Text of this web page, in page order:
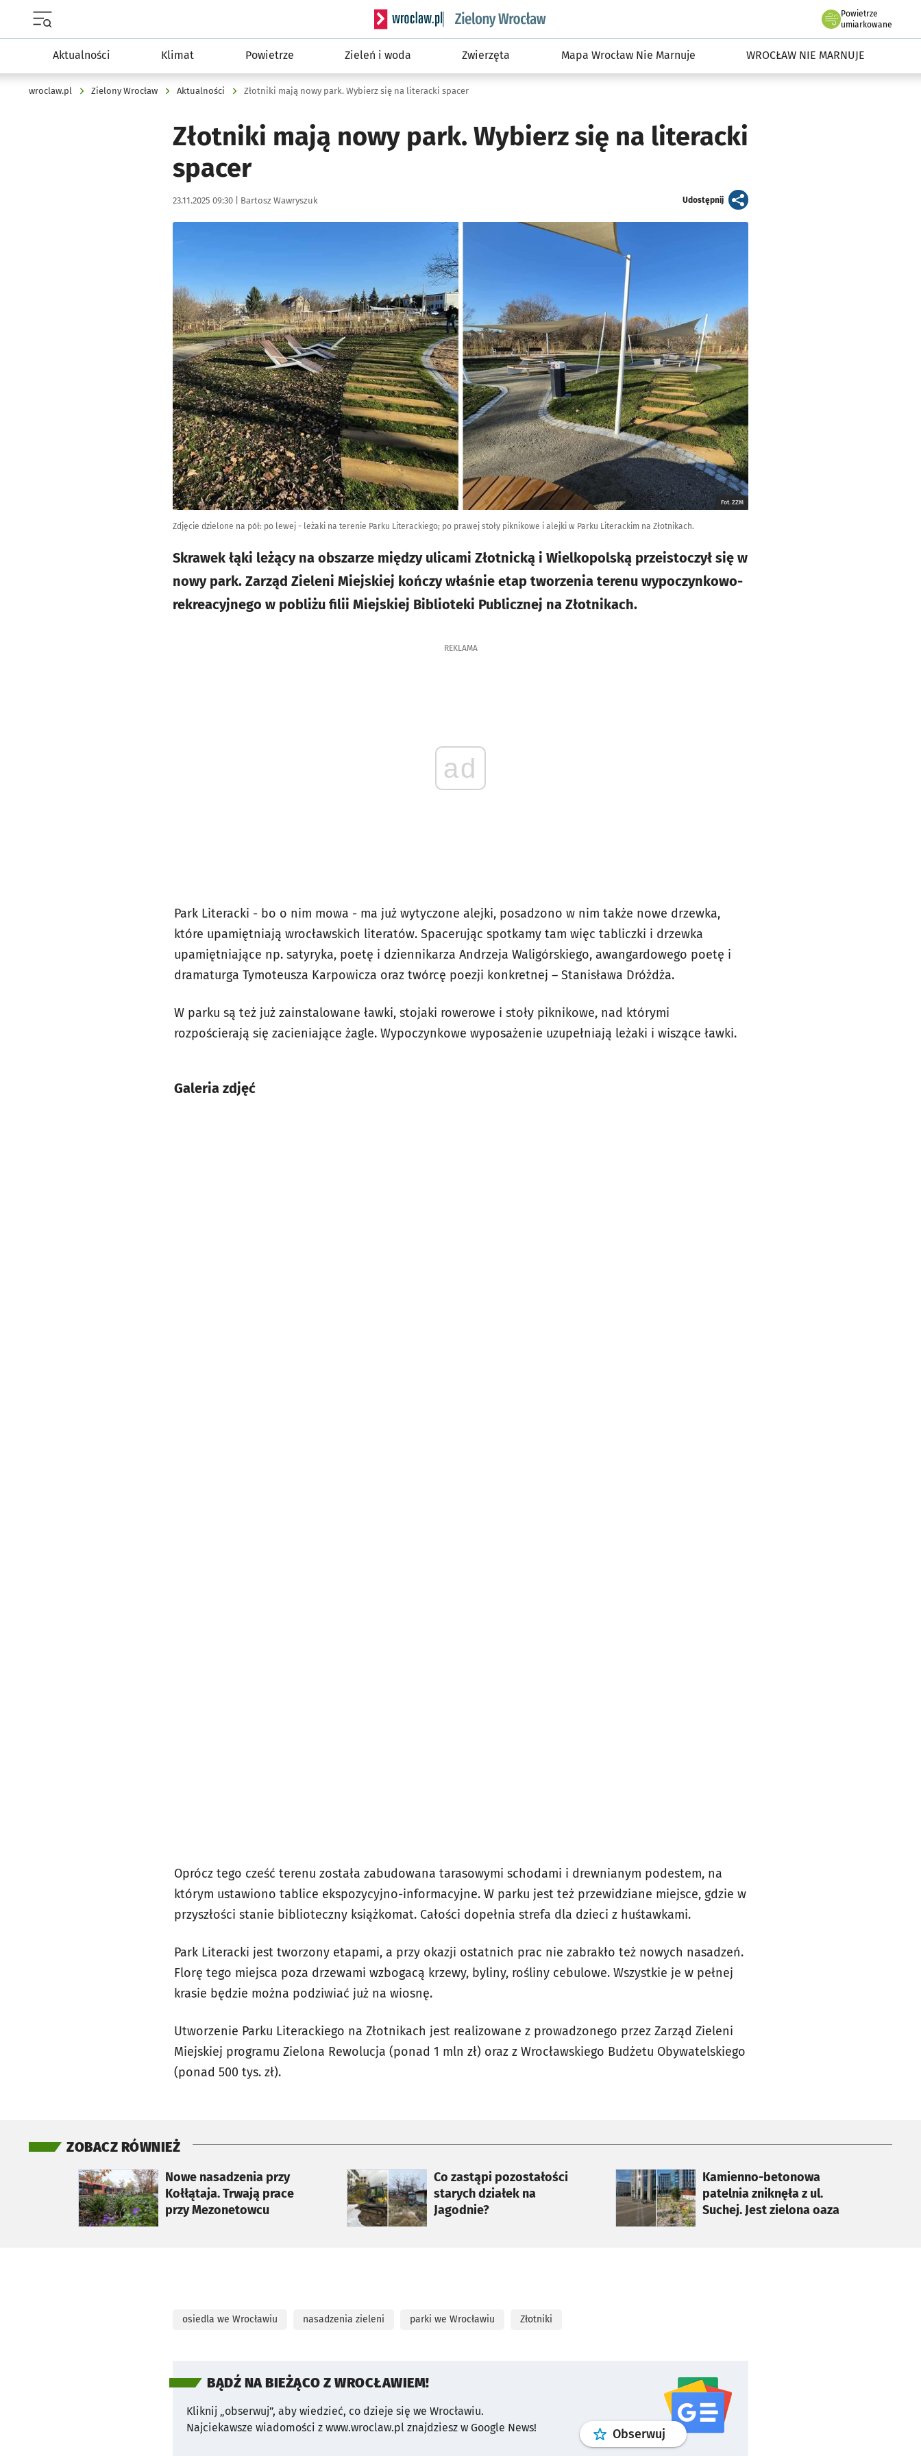
Serwis informacyjny wroclaw.pl podserwis: Środowisko we Wrocławiu
Powietrze
we Wrocławiu
umiarkowane
Aktualności Klimat Powietrze Zieleń i woda Zwierzęta Mapa Wrocław Nie Marnuje WROCŁAW NIE MARNUJE
wroclaw.pl Zielony Wrocław Aktualności Złotniki mają nowy park. Wybierz się na literacki spacer
Złotniki mają nowy park. Wybierz się na literacki
spacer
Data publikacji:
23.11.2025 09:30 | Autor:
Bartosz Wawryszuk Udostępnijartykuł
Fot. ZZM
Zdjęcie dzielone na pół: po lewej - leżaki na terenie Parku Literackiego; po prawej stoły piknikowe i alejki w Parku Literackim na Złotnikach.
Skrawek łąki leżący na obszarze między ulicami Złotnicką i Wielkopolską przeistoczył się w
nowy park. Zarząd Zieleni Miejskiej kończy właśnie etap tworzenia terenu wypoczynkowo-
rekreacyjnego w pobliżu filii Miejskiej Biblioteki Publicznej na Złotnikach.
REKLAMA
ad
Park Literacki - bo o nim mowa - ma już wytyczone alejki, posadzono w nim także nowe drzewka,
które upamiętniają wrocławskich literatów. Spacerując spotkamy tam więc tabliczki i drzewka
upamiętniające np. satyryka, poetę i dziennikarza Andrzeja Waligórskiego, awangardowego poetę i
dramaturga Tymoteusza Karpowicza oraz twórcę poezji konkretnej – Stanisława Dróżdża.
W parku są też już zainstalowane ławki, stojaki rowerowe i stoły piknikowe, nad którymi
rozpościerają się zacieniające żagle. Wypoczynkowe wyposażenie uzupełniają leżaki i wiszące ławki.
Galeria zdjęć
Oprócz tego cześć terenu została zabudowana tarasowymi schodami i drewnianym podestem, na
którym ustawiono tablice ekspozycyjno-informacyjne. W parku jest też przewidziane miejsce, gdzie w
przyszłości stanie biblioteczny książkomat. Całości dopełnia strefa dla dzieci z huśtawkami.
Park Literacki jest tworzony etapami, a przy okazji ostatnich prac nie zabrakło też nowych nasadzeń.
Florę tego miejsca poza drzewami wzbogacą krzewy, byliny, rośliny cebulowe. Wszystkie je w pełnej
krasie będzie można podziwiać już na wiosnę.
Utworzenie Parku Literackiego na Złotnikach jest realizowane z prowadzonego przez Zarząd Zieleni
Miejskiej programu Zielona Rewolucja (ponad 1 mln zł) oraz z Wrocławskiego Budżetu Obywatelskiego
(ponad 500 tys. zł).
ZOBACZ RÓWNIEŻ
Nowe nasadzenia przy
Kołłątaja. Trwają prace
przy Mezonetowcu
otworzy się w nowej karcie
Co zastąpi pozostałości
starych działek na
Jagodnie?
otworzy się w nowej karcie
Kamienno-betonowa
patelnia zniknęła z ul.
Suchej. Jest zielona oaza
otworzy się w nowej karcie
osiedla we Wrocławiu nasadzenia zieleni parki we Wrocławiu Złotniki
BĄDŹ NA BIEŻĄCO Z WROCŁAWIEM!
Kliknij „obserwuj”, aby wiedzieć, co dzieje się we Wrocławiu.
Najciekawsze wiadomości z www.wroclaw.pl znajdziesz w Google News!
Obserwuj profilgoogle news